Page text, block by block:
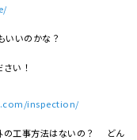
いのかな？
い！
inspection/
の工事方法はないの？ どん